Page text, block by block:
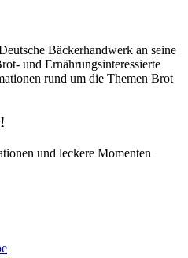
Bäckerhandwerk an seine
und Ernährungsinteressierte
rund um die Themen Brot
und leckere Momenten